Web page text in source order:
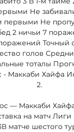
Не
первыми Не
2 ничьи 7
Точный
голов
тоталы
- Маккаби Хайфа
2.
— Маккаби
на матч
матче шестого